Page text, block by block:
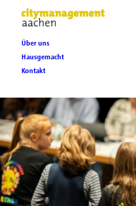
Über uns
Hausgemacht
Kontakt